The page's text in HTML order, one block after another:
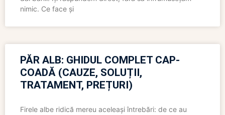
nimic. Ce face și
PĂR ALB: GHIDUL COMPLET CAP-
COADĂ (CAUZE, SOLUȚII,
TRATAMENT, PREȚURI)
Firele albe ridică mereu aceleași întrebări: de ce au